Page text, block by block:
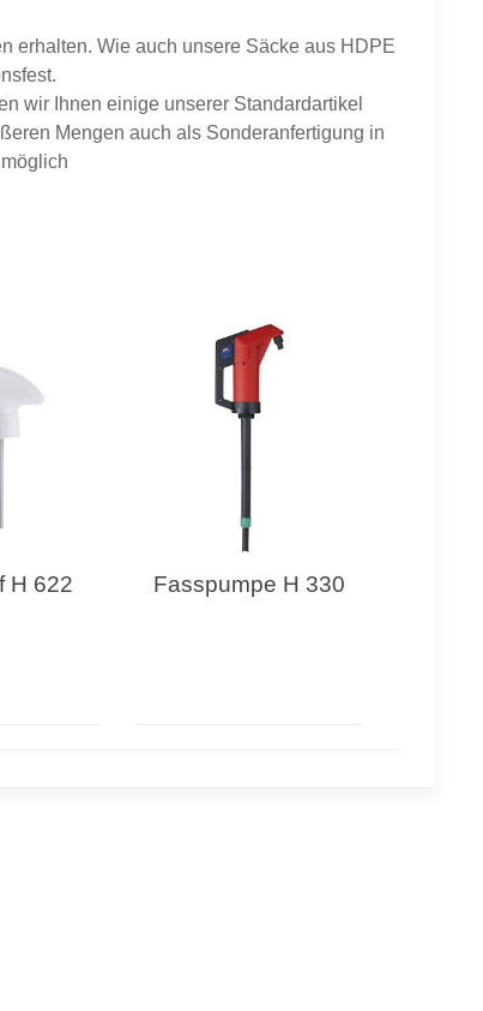
erhalten. Wie auch unsere Säcke aus HDPE
wir Ihnen einige unserer Standardartikel
Mengen auch als Sonderanfertigung in
H 622 Fasspumpe H 330